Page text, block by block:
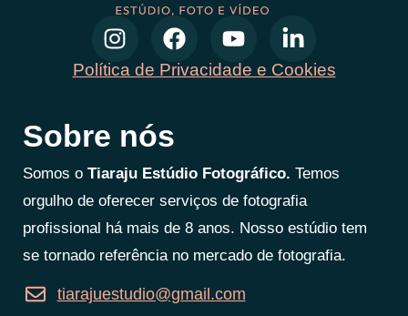
Política de Privacidade e Cookies
Sobre nós
Somos o Tiaraju Estúdio Fotográfico. Temos
orgulho de oferecer serviços de fotografia
profissional há mais de 8 anos. Nosso estúdio tem
se tornado referência no mercado de fotografia.
tiarajuestudio@gmail.com